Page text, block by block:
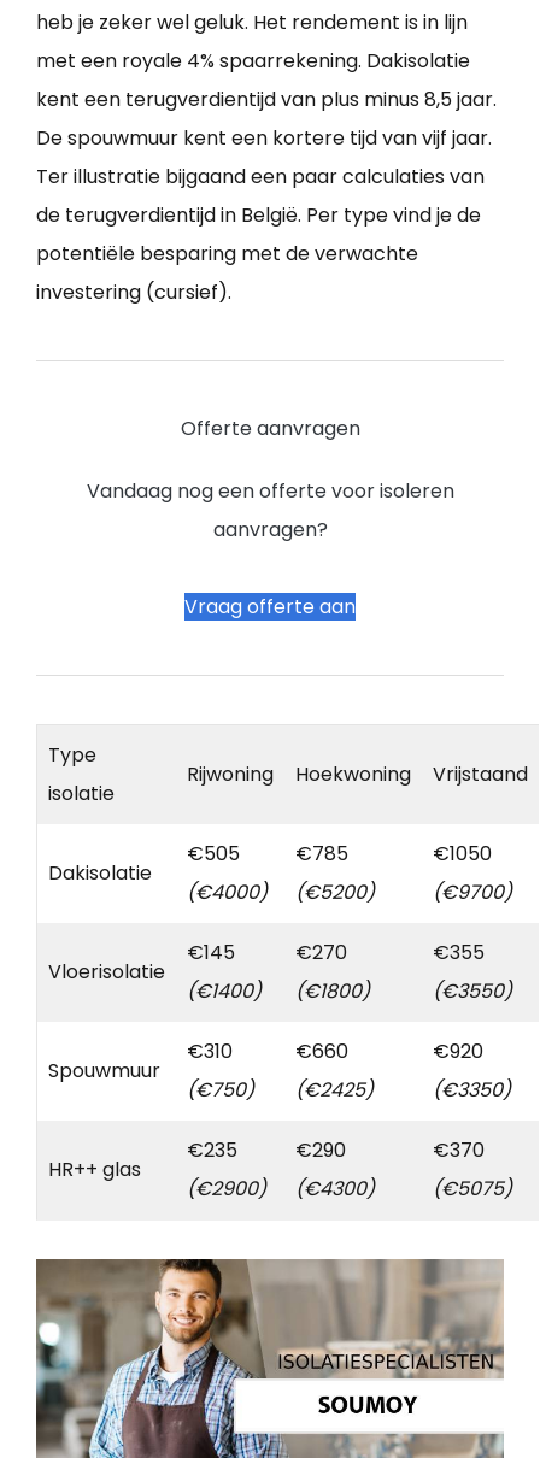
heb je zeker wel geluk. Het rendement is in lijn
met een royale 4% spaarrekening. Dakisolatie
kent een terugverdientijd van plus minus 8,5 jaar.
De spouwmuur kent een kortere tijd van vijf jaar.
Ter illustratie bijgaand een paar calculaties van
de terugverdientijd in België. Per type vind je de
potentiële besparing met de verwachte
investering (cursief).
Offerte aanvragen
Vandaag nog een offerte voor isoleren
aanvragen?
Vraag offerte aan
Type
isolatie
Rijwoning Hoekwoning Vrijstaand
Dakisolatie
€505
(€4000)
€785
(€5200)
€1050
(€9700)
Vloerisolatie
€145
(€1400)
€270
(€1800)
€355
(€3550)
Spouwmuur
€310
(€750)
€660
(€2425)
€920
(€3350)
HR++ glas
€235
(€2900)
€290
(€4300)
€370
(€5075)